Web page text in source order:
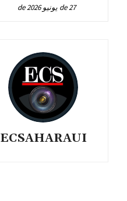
27 de يونيو de 2026
ECSAHARAUI